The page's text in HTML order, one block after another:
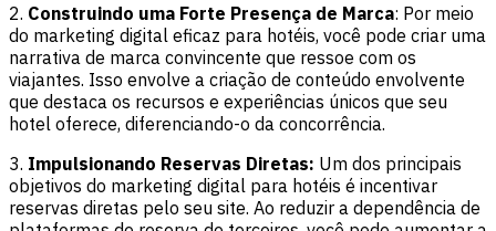
2. Construindo uma Forte Presença de Marca: Por meio
do marketing digital eficaz para hotéis, você pode criar uma
narrativa de marca convincente que ressoe com os
viajantes. Isso envolve a criação de conteúdo envolvente
que destaca os recursos e experiências únicos que seu
hotel oferece, diferenciando-o da concorrência.
3. Impulsionando Reservas Diretas: Um dos principais
objetivos do marketing digital para hotéis é incentivar
reservas diretas pelo seu site. Ao reduzir a dependência de